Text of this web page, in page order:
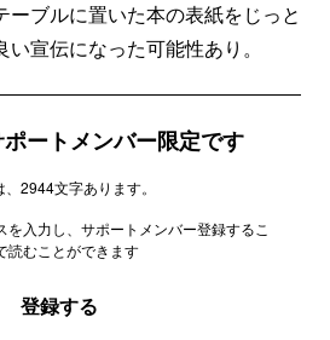
ーブルに置いた本の表紙をじっと
宣伝になった可能性あり。
ートメンバー限定です
、2944文字あります。
を入力し、サポートメンバー登録するこ
読むことができます
登録する